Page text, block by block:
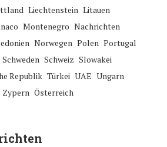
Liechtenstein Litauen
Montenegro Nachrichten
Norwegen Polen Portugal
Schweden Schweiz Slowakei
Republik Türkei UAE Ungarn
Zypern Österreich